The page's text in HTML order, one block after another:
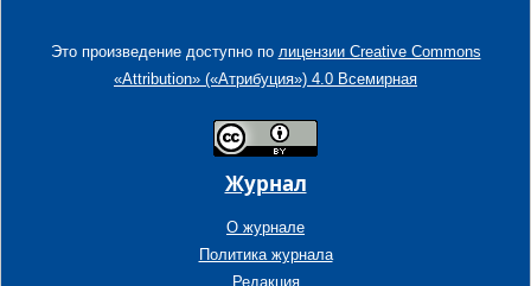
Это произведение доступно по лицензии Creative Commons
«Attribution» («Атрибуция») 4.0 Всемирная
Журнал
О журнале
Политика журнала
Редакция